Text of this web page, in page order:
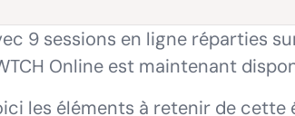
9 sessions en ligne réparties
Online est maintenant
les éléments à retenir de cette